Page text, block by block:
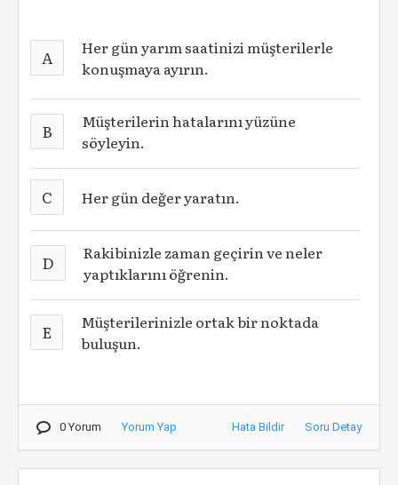
A
Her gün yarım saatinizi müşterilerle
konuşmaya ayırın.
B
Müşterilerin hatalarını yüzüne
söyleyin.
C Her gün değer yaratın.
D
Rakibinizle zaman geçirin ve neler
yaptıklarını öğrenin.
E
Müşterilerinizle ortak bir noktada
buluşun.
0 Yorum Yorum Yap Hata Bildir Soru Detay